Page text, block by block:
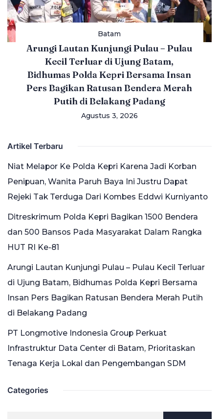
Batam
Arungi Lautan Kunjungi Pulau – Pulau
Kecil Terluar di Ujung Batam,
Bidhumas Polda Kepri Bersama Insan
Pers Bagikan Ratusan Bendera Merah
Putih di Belakang Padang
Agustus 3, 2026
Artikel Terbaru
Niat Melapor Ke Polda Kepri Karena Jadi Korban
Penipuan, Wanita Paruh Baya Ini Justru Dapat
Rejeki Tak Terduga Dari Kombes Eddwi Kurniyanto
Ditreskrimum Polda Kepri Bagikan 1500 Bendera
dan 500 Bansos Pada Masyarakat Dalam Rangka
HUT RI Ke-81
Arungi Lautan Kunjungi Pulau – Pulau Kecil Terluar
di Ujung Batam, Bidhumas Polda Kepri Bersama
Insan Pers Bagikan Ratusan Bendera Merah Putih
di Belakang Padang
PT Longmotive Indonesia Group Perkuat
Infrastruktur Data Center di Batam, Prioritaskan
Tenaga Kerja Lokal dan Pengembangan SDM
Categories